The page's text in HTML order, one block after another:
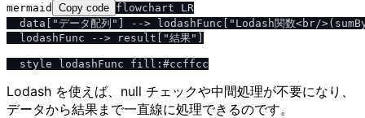
mermaid Copy code flowchart LR
data["データ配列"] --> lodashFunc["Lodash関数<br/
  lodashFunc --> result["結果"]
Lodash を使えば、null チェックや中間処理が不要になり、
データから結果まで一直線に処理できるのです。